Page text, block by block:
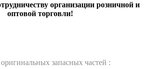
организации розничной и
оптовой торговли!
запасных частей :